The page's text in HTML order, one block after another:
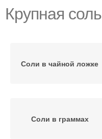
Крупная соль
Соли в чайной ложке
Соли в граммах